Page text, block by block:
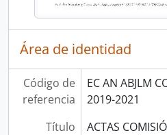
Área de identidad
Código de
referencia
EC AN ABJLM
2019-2021
Título
ACTAS